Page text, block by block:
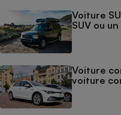
Voiture
SUV ou
Voiture
voiture